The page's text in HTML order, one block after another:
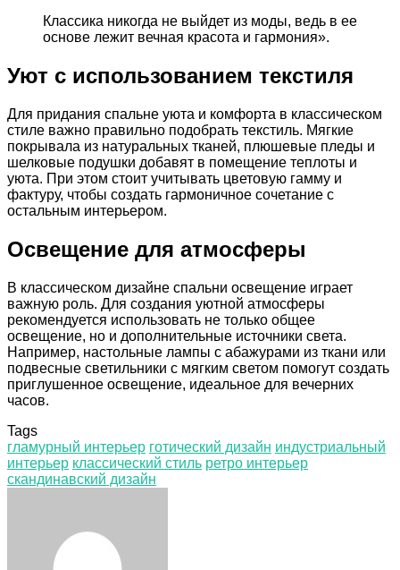
Классика никогда не выйдет из моды, ведь в ее
основе лежит вечная красота и гармония».
Уют с использованием текстиля
Для придания спальне уюта и комфорта в классическом
стиле важно правильно подобрать текстиль. Мягкие
покрывала из натуральных тканей, плюшевые пледы и
шелковые подушки добавят в помещение теплоты и
уюта. При этом стоит учитывать цветовую гамму и
фактуру, чтобы создать гармоничное сочетание с
остальным интерьером.
Освещение для атмосферы
В классическом дизайне спальни освещение играет
важную роль. Для создания уютной атмосферы
рекомендуется использовать не только общее
освещение, но и дополнительные источники света.
Например, настольные лампы с абажурами из ткани или
подвесные светильники с мягким светом помогут создать
приглушенное освещение, идеальное для вечерних
часов.
Tags
гламурный интерьер готический дизайн индустриальный
интерьер классический стиль ретро интерьер
скандинавский дизайн